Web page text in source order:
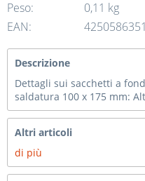
Peso:
0,11 kg
EAN:
Descrizione
Dettagli sui sacchetti a
saldatura 100 x 175 mm:
Altri articoli
di più